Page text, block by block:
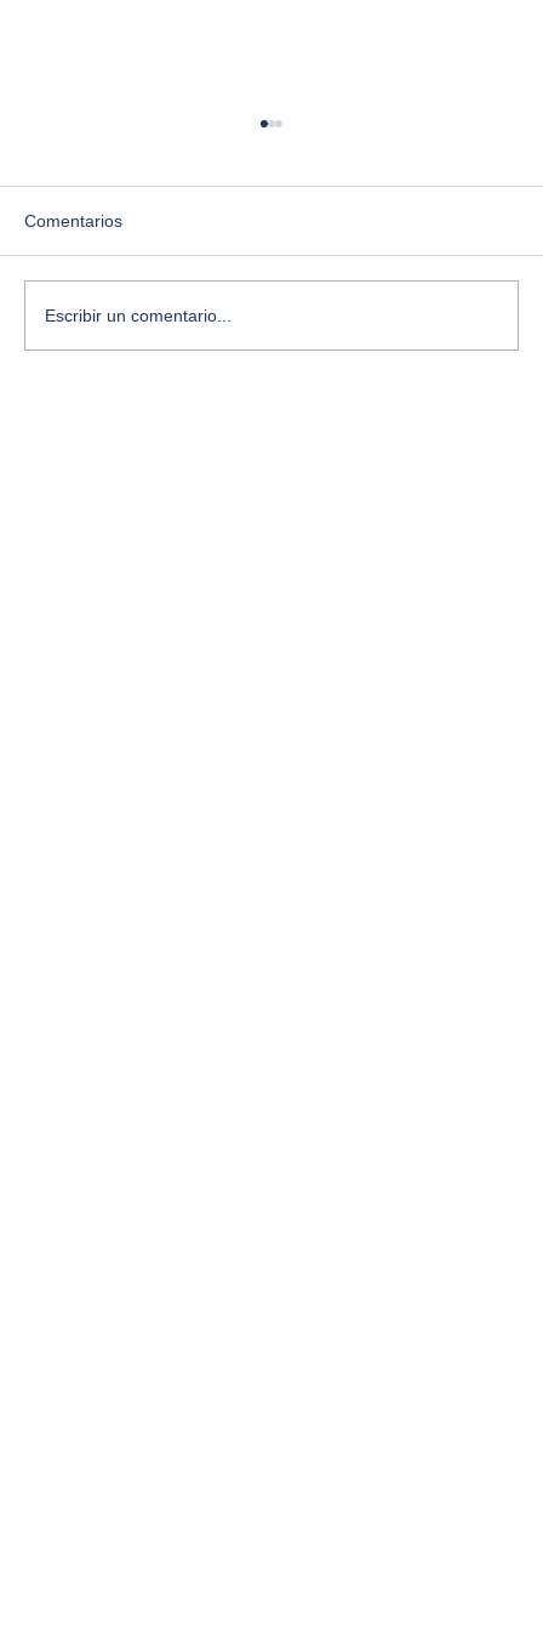
Comentarios
Escribir un comentario...